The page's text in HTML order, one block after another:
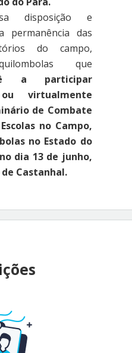
disposição e
permanência das
do campo,
que
a participar
virtualmente
de Combate
no Campo,
no Estado do
dia 13 de junho,
de Castanhal.